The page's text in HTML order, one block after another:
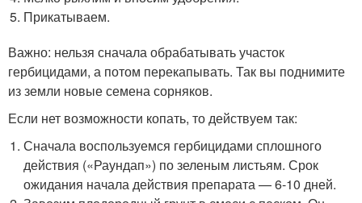
Прикатываем.
Важно: нельзя сначала обрабатывать участок
гербицидами, а потом перекапывать. Так вы поднимите
из земли новые семена сорняков.
Если нет возможности копать, то действуем так:
Сначала воспользуемся гербицидами сплошного
действия («Раундап») по зеленым листьям. Срок
ожидания начала действия препарата — 6-10 дней.